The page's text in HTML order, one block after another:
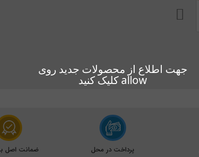
جهت اطلاع از محصولات جدید روی
allow کلیک کنید
پرداخت در محل ضمانت اصل